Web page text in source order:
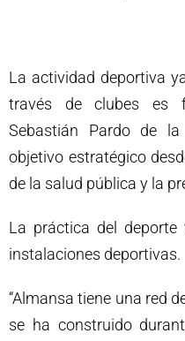
La actividad deportiva
través de clubes es
Sebastián Pardo de
objetivo estratégico
de la salud pública y la
La práctica del
instalaciones deportivas.
“Almansa tiene una red
se ha construido